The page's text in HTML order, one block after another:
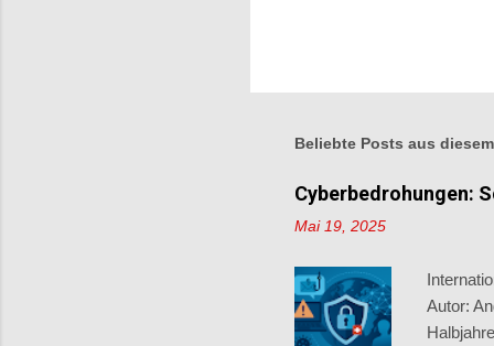
Beliebte Posts aus
Cyberbedrohungen:
Mai 19, 2025
Autor: